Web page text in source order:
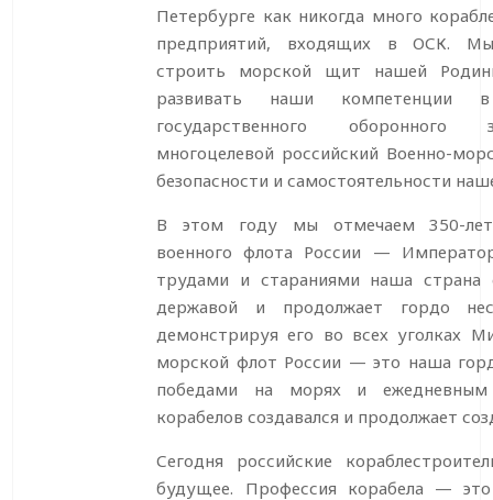
Петербурге как никогда много
предприятий, входящих в ОСК.
строить морской щит нашей
развивать наши
государственного оборонного
многоцелевой российский Военно-
безопасности и самостоятельности
В этом году мы отмечаем 350-
военного флота России —
трудами и стараниями наша страна
державой и продолжает гордо
демонстрируя его во всех уголках
морской флот России — это наша
победами на морях и
корабелов создавался и продолжает
Сегодня российские
будущее. Профессия корабела — это